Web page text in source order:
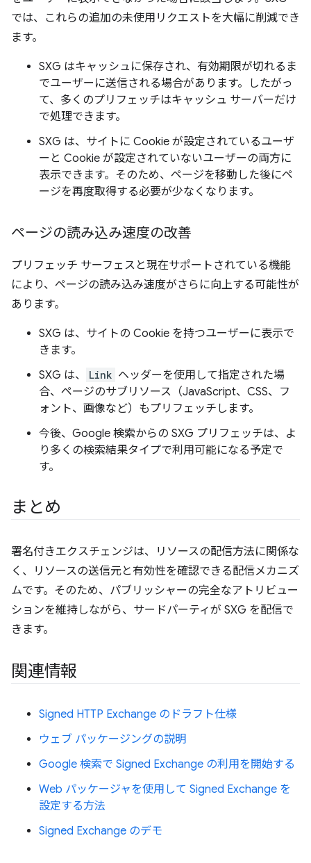
では、これらの追加の未使用リクエストを大幅に削減でき
ます。
SXG はキャッシュに保存され、有効期限が切れるま
でユーザーに送信される場合があります。したがっ
て、多くのプリフェッチはキャッシュ サーバーだけ
で処理できます。
SXG は、サイトに Cookie が設定されているユーザ
ーと Cookie が設定されていないユーザーの両方に
表示できます。そのため、ページを移動した後にペ
ージを再度取得する必要が少なくなります。
ページの読み込み速度の改善
プリフェッチ サーフェスと現在サポートされている機能
により、ページの読み込み速度がさらに向上する可能性が
あります。
SXG は、サイトの Cookie を持つユーザーに表示で
きます。
SXG は、
Link ヘッダーを使用して指定された場
合、ページのサブリソース（JavaScript、CSS、フ
ォント、画像など）もプリフェッチします。
今後、Google 検索からの SXG プリフェッチは、よ
り多くの検索結果タイプで利用可能になる予定で
す。
まとめ
署名付きエクスチェンジは、リソースの配信方法に関係な
く、リソースの送信元と有効性を確認できる配信メカニズ
ムです。そのため、パブリッシャーの完全なアトリビュー
ションを維持しながら、サードパーティが SXG を配信で
きます。
関連情報
Signed HTTP Exchange のドラフト仕様
ウェブ パッケージングの説明
Google 検索で Signed Exchange の利用を開始する
Web パッケージャを使用して Signed Exchange を
設定する方法
Signed Exchange のデモ